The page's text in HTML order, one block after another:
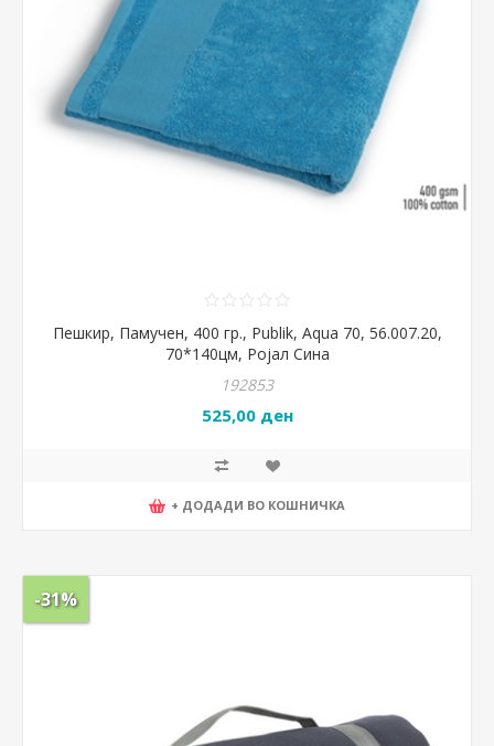
Пешкир, Памучен, 400 гр., Publik, Aqua 70, 56.007.20,
70*140цм, Ројал Сина
192853
525,00 ден
+ ДОДАДИ ВО КОШНИЧКА
-31%